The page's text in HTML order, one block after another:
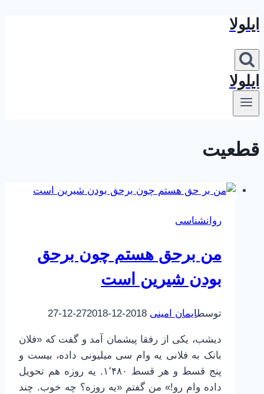
بازگشت
محتوا
ایلولا
ایلولا
قطعیت
روانشناسی
من برحق هستم چون برحق
بودن شیرین است
توسطایمان امینی 2018-12-27
2018-12-27
دیشب، یکی از رفقا پیشمان آمد و گفت که «فلان
بانک به فلانی یه وام سی میلیونی داده، بیست و
پنج قسط و هر قسط ۱٬۴۸۰. یه روزه هم تحویل
داده وام رو!» من گفتم «یه روزه؟ چه خوب. چند